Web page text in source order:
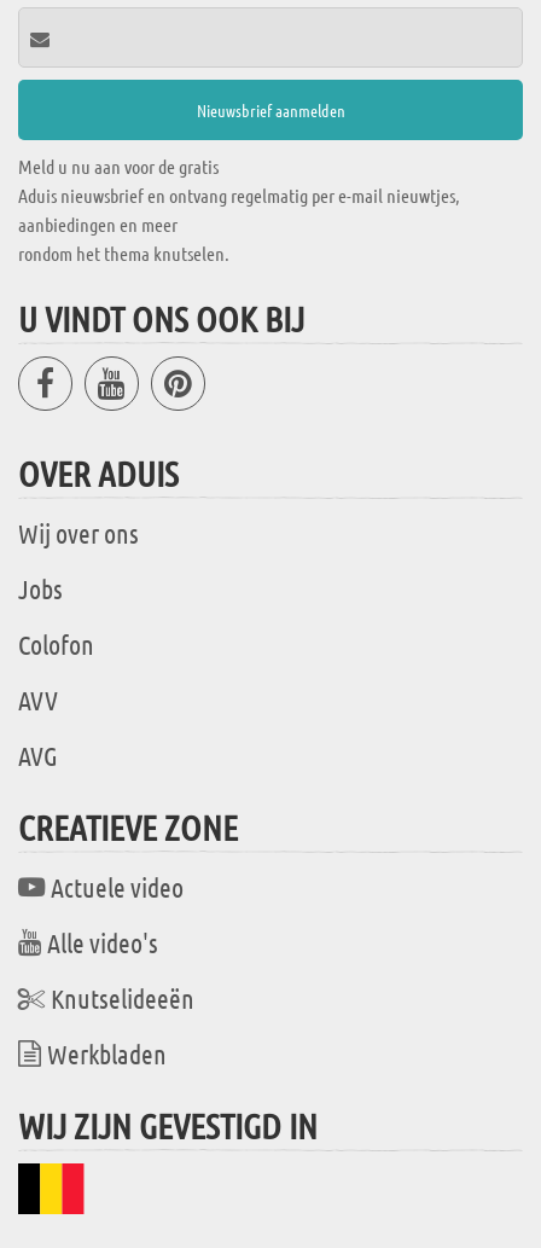
Meld u nu aan voor de gratis
Aduis nieuwsbrief en ontvang regelmatig per e-mail nieuwtjes,
aanbiedingen en meer
rondom het thema knutselen.
U VINDT ONS OOK BIJ
OVER ADUIS
Wij over ons
Jobs
Colofon
AVV
AVG
CREATIEVE ZONE
Actuele video
Alle video's
Knutselideeën
Werkbladen
WIJ ZIJN GEVESTIGD IN